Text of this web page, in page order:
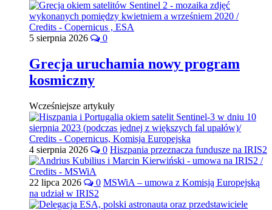
5 sierpnia 2026 0
Grecja uruchamia nowy program
kosmiczny
Wcześniejsze artykuły
4 sierpnia 2026 0 Hiszpania przeznacza fundusze na IRIS2
22 lipca 2026 0 MSWiA – umowa z Komisją Europejską
na udział w IRIS2